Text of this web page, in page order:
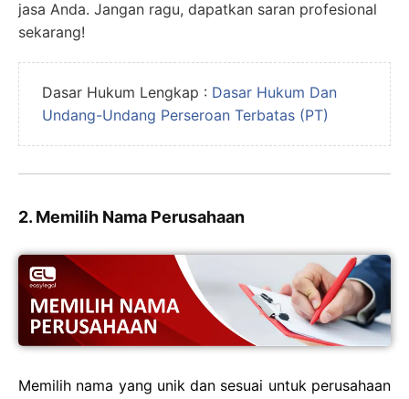
jasa Anda. Jangan ragu, dapatkan saran profesional
sekarang!
Dasar Hukum Lengkap : Dasar Hukum Dan
Undang-Undang Perseroan Terbatas (PT)
2. Memilih Nama Perusahaan
Memilih nama yang unik dan sesuai untuk perusahaan